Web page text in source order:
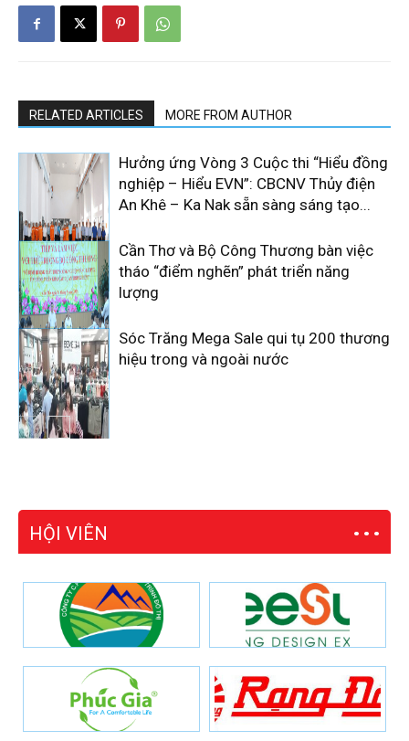
RELATED ARTICLES MORE FROM AUTHOR
Hưởng ứng Vòng 3 Cuộc thi “Hiểu đồng
nghiệp – Hiểu EVN”: CBCNV Thủy điện
An Khê – Ka Nak sẵn sàng sáng tạo...
Cần Thơ và Bộ Công Thương bàn việc
tháo “điểm nghẽn” phát triển năng
lượng
Sóc Trăng Mega Sale qui tụ 200 thương
hiệu trong và ngoài nước
HỘI VIÊN